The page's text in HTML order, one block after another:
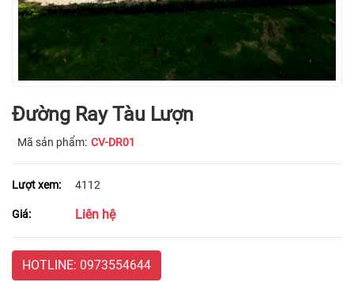
Đường Ray Tàu Lượn
Mã sản phẩm: CV-DR01
Lượt xem: 4112
Giá: Liên hệ
HOTLINE: 0973554644